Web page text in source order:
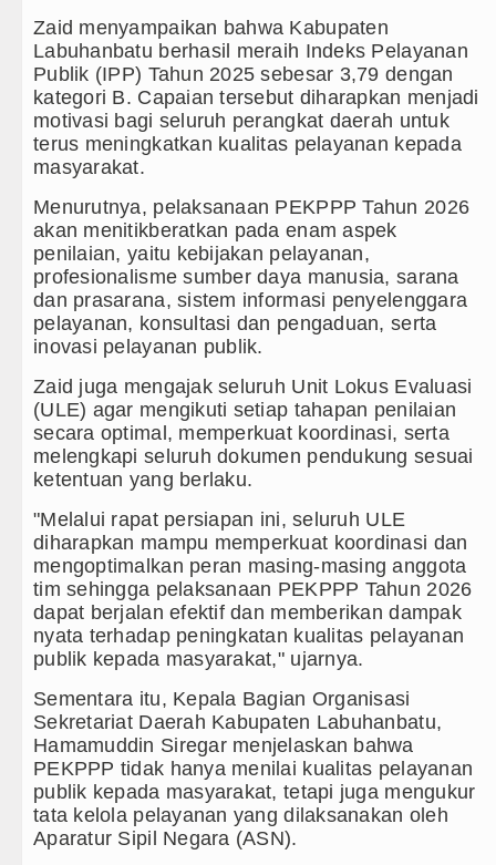
Liverpool vs Monaco Laga
Manchester City vs Atletico
Serapan Anggaran Terendah,
Kapolda Sumut Rombak
Wabup Deli Serdang Lantik 25
Ketua GRIB Jaya Labuhanbatu
Gubernur Bobby Nasution
Zaid menyampaikan bahwa Kabupaten
Labuhanbatu berhasil meraih Indeks Pelayanan
Publik (IPP) Tahun 2025 sebesar 3,79 dengan
kategori B. Capaian tersebut diharapkan menjadi
motivasi bagi seluruh perangkat daerah untuk
terus meningkatkan kualitas pelayanan kepada
masyarakat.
Menurutnya, pelaksanaan PEKPPP Tahun 2026
akan menitikberatkan pada enam aspek
penilaian, yaitu kebijakan pelayanan,
profesionalisme sumber daya manusia, sarana
dan prasarana, sistem informasi penyelenggara
pelayanan, konsultasi dan pengaduan, serta
inovasi pelayanan publik.
Zaid juga mengajak seluruh Unit Lokus Evaluasi
(ULE) agar mengikuti setiap tahapan penilaian
secara optimal, memperkuat koordinasi, serta
melengkapi seluruh dokumen pendukung sesuai
ketentuan yang berlaku.
"Melalui rapat persiapan ini, seluruh ULE
diharapkan mampu memperkuat koordinasi dan
mengoptimalkan peran masing-masing anggota
tim sehingga pelaksanaan PEKPPP Tahun 2026
dapat berjalan efektif dan memberikan dampak
nyata terhadap peningkatan kualitas pelayanan
publik kepada masyarakat," ujarnya.
Sementara itu, Kepala Bagian Organisasi
Sekretariat Daerah Kabupaten Labuhanbatu,
Hamamuddin Siregar menjelaskan bahwa
PEKPPP tidak hanya menilai kualitas pelayanan
publik kepada masyarakat, tetapi juga mengukur
tata kelola pelayanan yang dilaksanakan oleh
Aparatur Sipil Negara (ASN).